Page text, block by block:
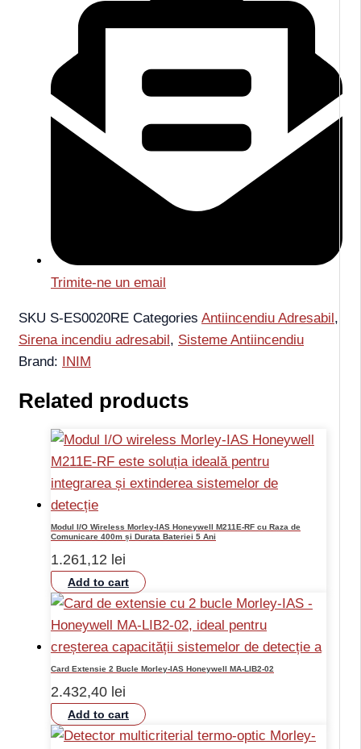
Trimite-ne un email
SKU S-ES0020RE Categories Antiincendiu Adresabil ,
Sirena incendiu adresabil , Sisteme Antiincendiu
Brand:
INIM
Related products
Modul I/O Wireless Morley-IAS Honeywell M211E-RF cu Raza de
Comunicare 400m și Durata Bateriei 5 Ani
1.261,12 lei
Add to cart
Card Extensie 2 Bucle Morley-IAS Honeywell MA-LIB2-02
2.432,40 lei
Add to cart